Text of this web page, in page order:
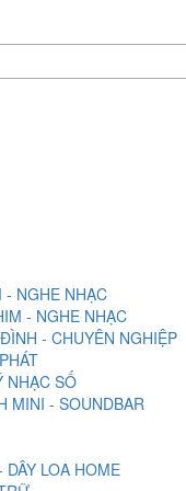
- NGHE NHẠC
- NGHE NHẠC
- CHUYÊN NGHIỆP
NHẠC SỐ
MINI - SOUNDBAR
LOA HOME